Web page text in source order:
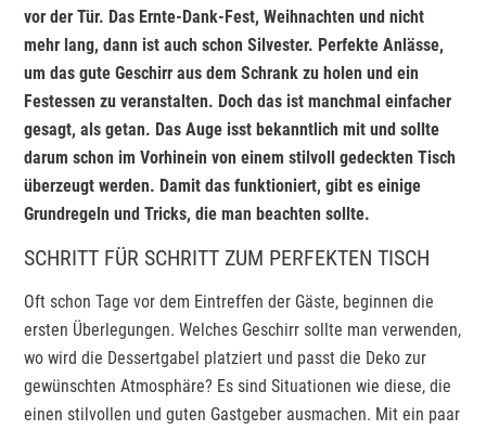
vor der Tür. Das Ernte-Dank-Fest, Weihnachten und nicht
mehr lang, dann ist auch schon Silvester. Perfekte Anlässe,
um das gute Geschirr aus dem Schrank zu holen und ein
Festessen zu veranstalten. Doch das ist manchmal einfacher
gesagt, als getan. Das Auge isst bekanntlich mit und sollte
darum schon im Vorhinein von einem stilvoll gedeckten Tisch
überzeugt werden. Damit das funktioniert, gibt es einige
Grundregeln und Tricks, die man beachten sollte.
SCHRITT FÜR SCHRITT ZUM PERFEKTEN TISCH
Oft schon Tage vor dem Eintreffen der Gäste, beginnen die
ersten Überlegungen. Welches Geschirr sollte man verwenden,
wo wird die Dessertgabel platziert und passt die Deko zur
gewünschten Atmosphäre? Es sind Situationen wie diese, die
einen stilvollen und guten Gastgeber ausmachen. Mit ein paar